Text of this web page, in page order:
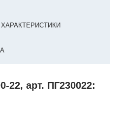
22, арт. ПГ230022: